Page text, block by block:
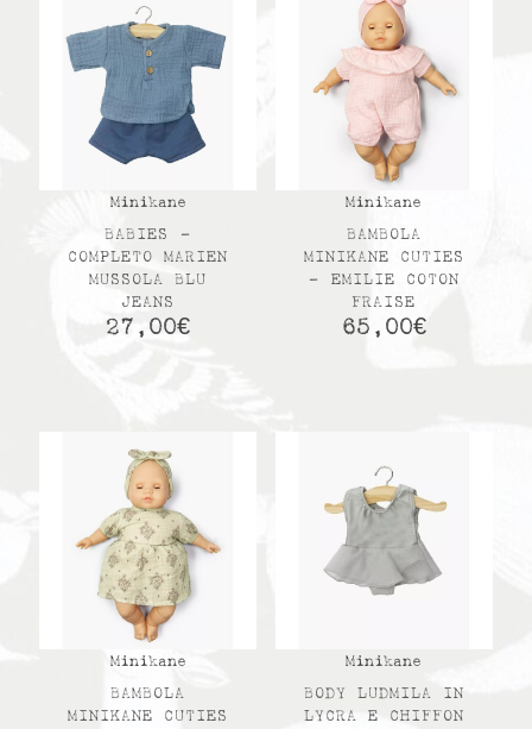
Minikane
BABIES –
COMPLETO MARIEN
MUSSOLA BLU
JEANS
27,00€
Minikane
BAMBOLA
MINIKANE CUTIES
– EMILIE COTON
FRAISE
65,00€
Minikane
BAMBOLA
MINIKANE CUTIES
Minikane
BODY LUDMILA IN
LYCRA E CHIFFON